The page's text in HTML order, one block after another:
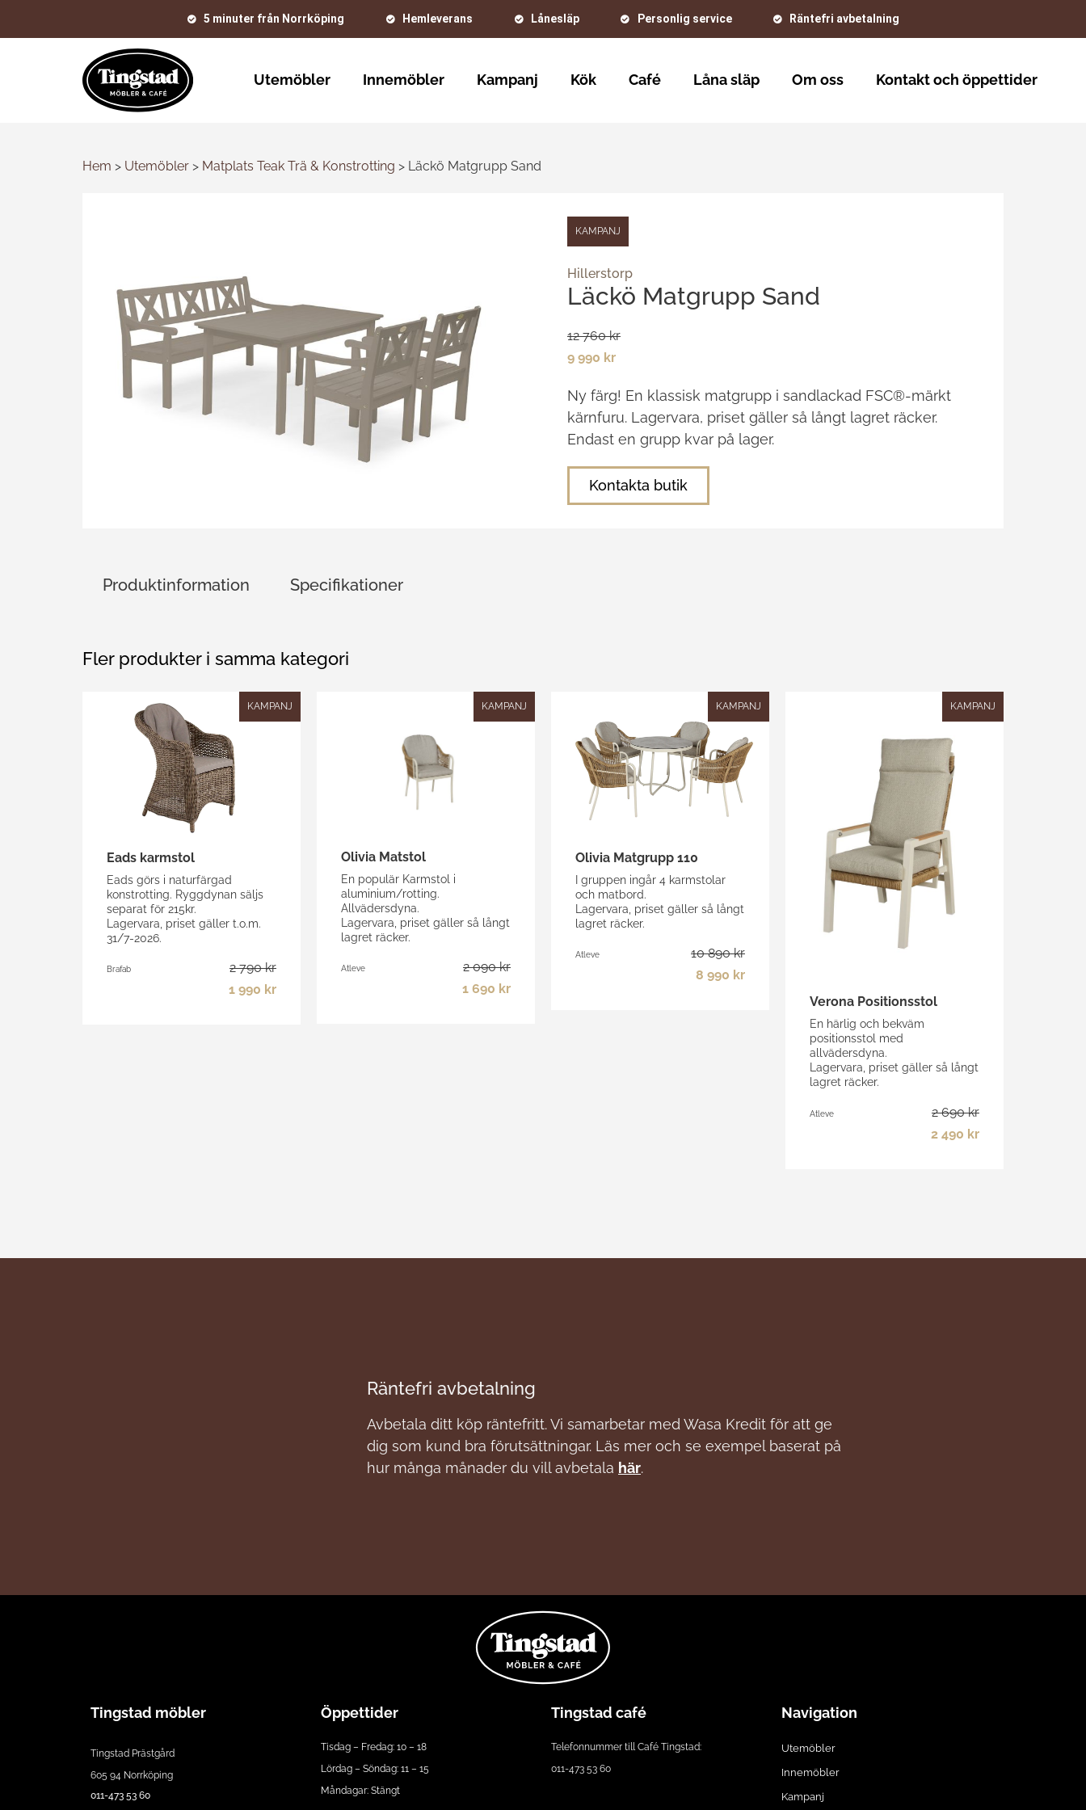
5 minuter från Norrköping Hemleverans Lånesläp Personlig service Räntefri avbetalning
Utemöbler Innemöbler Kampanj Kök Café Låna släp Om oss Kontakt och öppettider
Hem > Utemöbler > Matplats Teak Trä & Konstrotting > Läckö Matgrupp Sand
KAMPANJ
Hillerstorp
Läckö Matgrupp Sand
12 760 kr
9 990 kr
Ny färg! En klassisk matgrupp i sandlackad FSC®-märkt
kärnfuru. Lagervara, priset gäller så långt lagret räcker.
Endast en grupp kvar på lager.
Kontakta butik
Produktinformation Specifikationer
Fler produkter i samma kategori
KAMPANJ
Eads karmstol
Eads görs i naturfärgad
konstrotting. Ryggdynan säljs
separat för 215kr.
Lagervara, priset gäller t.o.m.
31/7-2026.
Brafab
2 790 kr
1 990 kr
KAMPANJ
Olivia Matstol
En populär Karmstol i
aluminium/rotting.
Allvädersdyna.
Lagervara, priset gäller så långt
lagret räcker.
Atleve
2 090 kr
1 690 kr
KAMPANJ
Olivia Matgrupp 110
I gruppen ingår 4 karmstolar
och matbord.
Lagervara, priset gäller så långt
lagret räcker.
Atleve
10 890 kr
8 990 kr
KAMPANJ
Verona Positionsstol
En härlig och bekväm
positionsstol med
allvädersdyna.
Lagervara, priset gäller så långt
lagret räcker.
Atleve
2 690 kr
2 490 kr
Räntefri avbetalning
Avbetala ditt köp räntefritt. Vi samarbetar med Wasa Kredit för att ge
dig som kund bra förutsättningar. Läs mer och se exempel baserat på
hur många månader du vill avbetala här.
Tingstad möbler
Tingstad Prästgård
605 94 Norrköping
011-473 53 60
Öppettider
Tisdag – Fredag: 10 – 18
Lördag – Söndag: 11 – 15
Måndagar: Stängt
Tingstad café
Telefonnummer till Café Tingstad:
011-473 53 60
Navigation
Utemöbler
Innemöbler
Kampanj